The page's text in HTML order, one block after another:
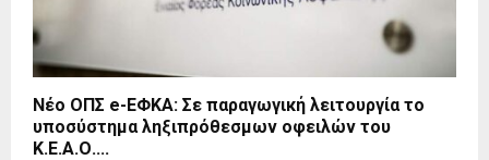
Νέο ΟΠΣ e-ΕΦΚΑ: Σε παραγωγική λειτουργία το
υποσύστημα ληξιπρόθεσμων οφειλών του
Κ.Ε.Α.Ο....